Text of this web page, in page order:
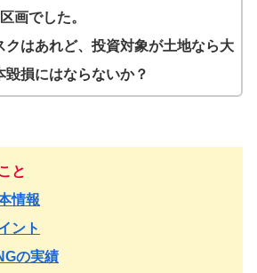
画でした。
クはあれど、投資対象が土地なら大
毀損にはならないか？
と
情報
ント
の実績